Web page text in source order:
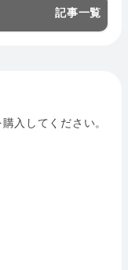
記事一覧
入してください。